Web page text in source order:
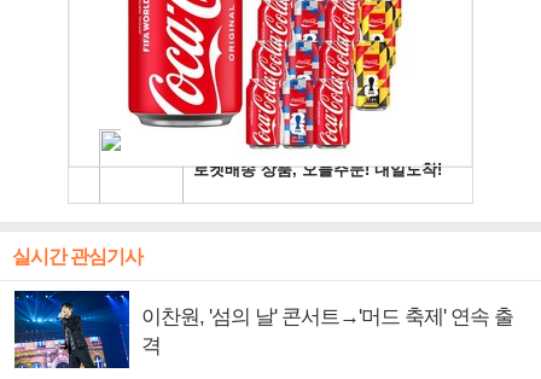
실시간 관심기사
이찬원, '섬의 날' 콘서트→'머드 축제' 연속 출
격